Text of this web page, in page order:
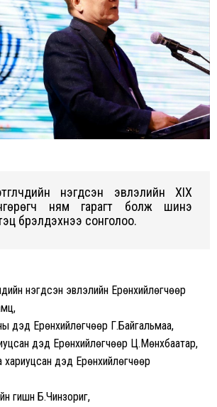
нэгдсэн эвлэлийн XIX
ням гарагт болж шинэ
бүрэлдэхүүнээ сонголоо.
нэгдсэн эвлэлийн Ерөнхийлөгчөөр
дэд Ерөнхийлөгчөөр Г.Байгальмаа,
дэд Ерөнхийлөгчөөр Ц.Мөнхбаатар,
хариуцсан дэд Ерөнхийлөгчөөр
гишүүн Б.Чинзориг,